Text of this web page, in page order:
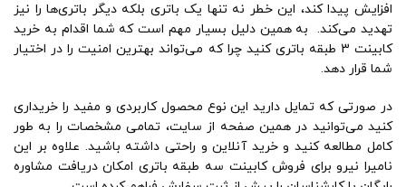
افزایش پیدا کند، این خطر نه تنها یک باتری بلکه دیگر باتری‌ها را نیز
تهدید می‌کند. به همین دلیل بسیار مهم است که شما اقدام به خرید
کابینت 3 طبقه باتری کنید چرا که می‌تواند بهترین امنیت را در اختیار
شما قرار دهد.
در صورتی که تمایل دارید این نوع محصول کاربردی و مفید را خریداری
کنید می‌توانید در همین صفحه از سایت، تمامی مشخصات را به طور
کامل مطالعه کنید و خرید آنلاین و راحتی داشته باشید. علاوه بر این
نامیرا نیرو برای فروش کابینت سه طبقه باتری امکان دریافت مشاوره